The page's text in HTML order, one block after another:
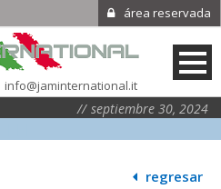
área reservada
info@jaminternational.it
septiembre 30, 2024
regresar